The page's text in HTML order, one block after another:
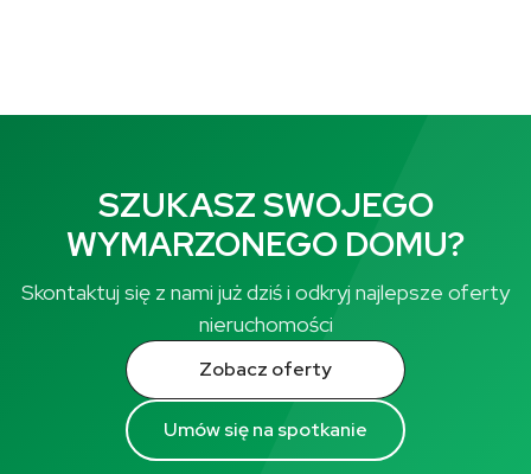
SZUKASZ SWOJEGO
WYMARZONEGO DOMU?
Skontaktuj się z nami już dziś i odkryj najlepsze oferty
nieruchomości
Zobacz oferty
Umów się na spotkanie